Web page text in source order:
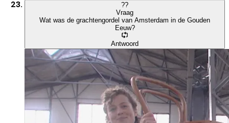
??
Vraag
Wat was de grachtengordel van Amsterdam in de Gouden
Eeuw?
Antwoord